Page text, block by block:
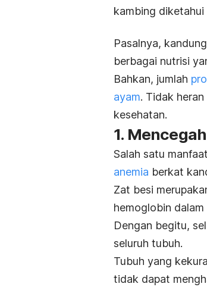
kambing diketahui
Pasalnya,
berbagai nutrisi
Bahkan, jumlah
ayam. Tidak
kesehatan.
1.
Salah satu
anemia berkat
Zat besi
hemoglobin dalam
Dengan begitu,
seluruh tubuh.
Tubuh yang
tidak dapat